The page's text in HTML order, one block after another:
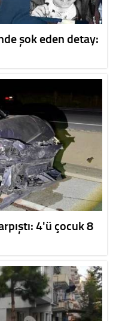
şok eden detay:
4'ü çocuk 8